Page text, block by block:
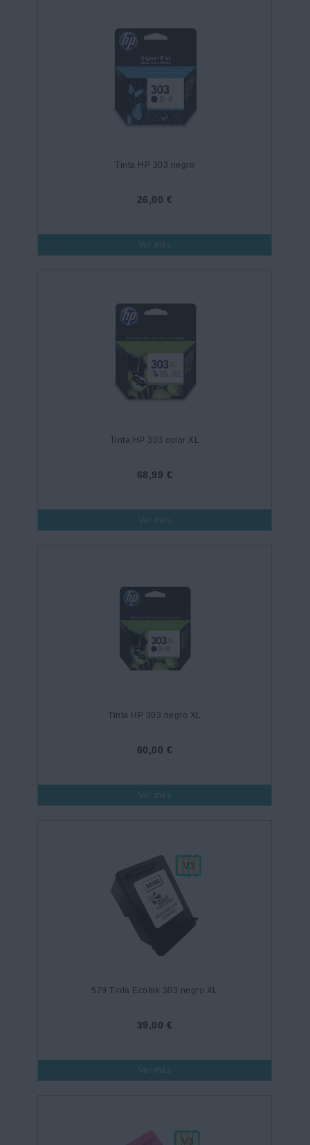
Tinta HP 303 negro
26,00 €
Ver más
Tinta HP 303 color XL
68,99 €
Ver más
Tinta HP 303 negro XL
60,00 €
Ver más
579 Tinta EcoInk 303 negro XL
39,00 €
Ver más